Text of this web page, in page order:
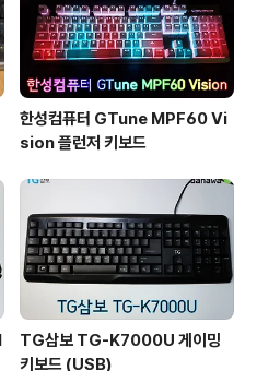
한성컴퓨터 GTune MPF60 Vi
sion 플런저 키보드
TG삼보 TG-K7000U 게이밍
키보드 (USB)